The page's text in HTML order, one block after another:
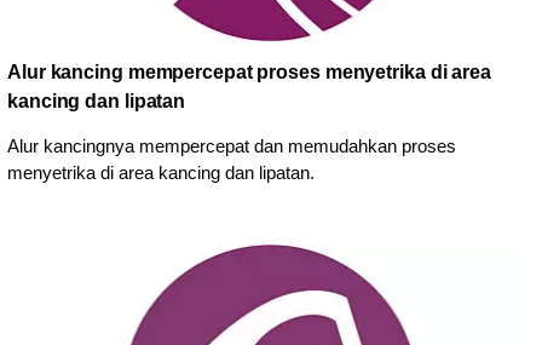
Alur kancing mempercepat proses menyetrika di area
kancing dan lipatan
Alur kancingnya mempercepat dan memudahkan proses
menyetrika di area kancing dan lipatan.